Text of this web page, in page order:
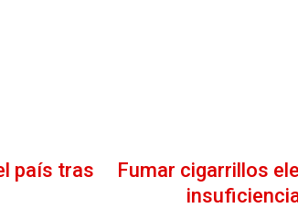
país tras
Fumar cigarrillos